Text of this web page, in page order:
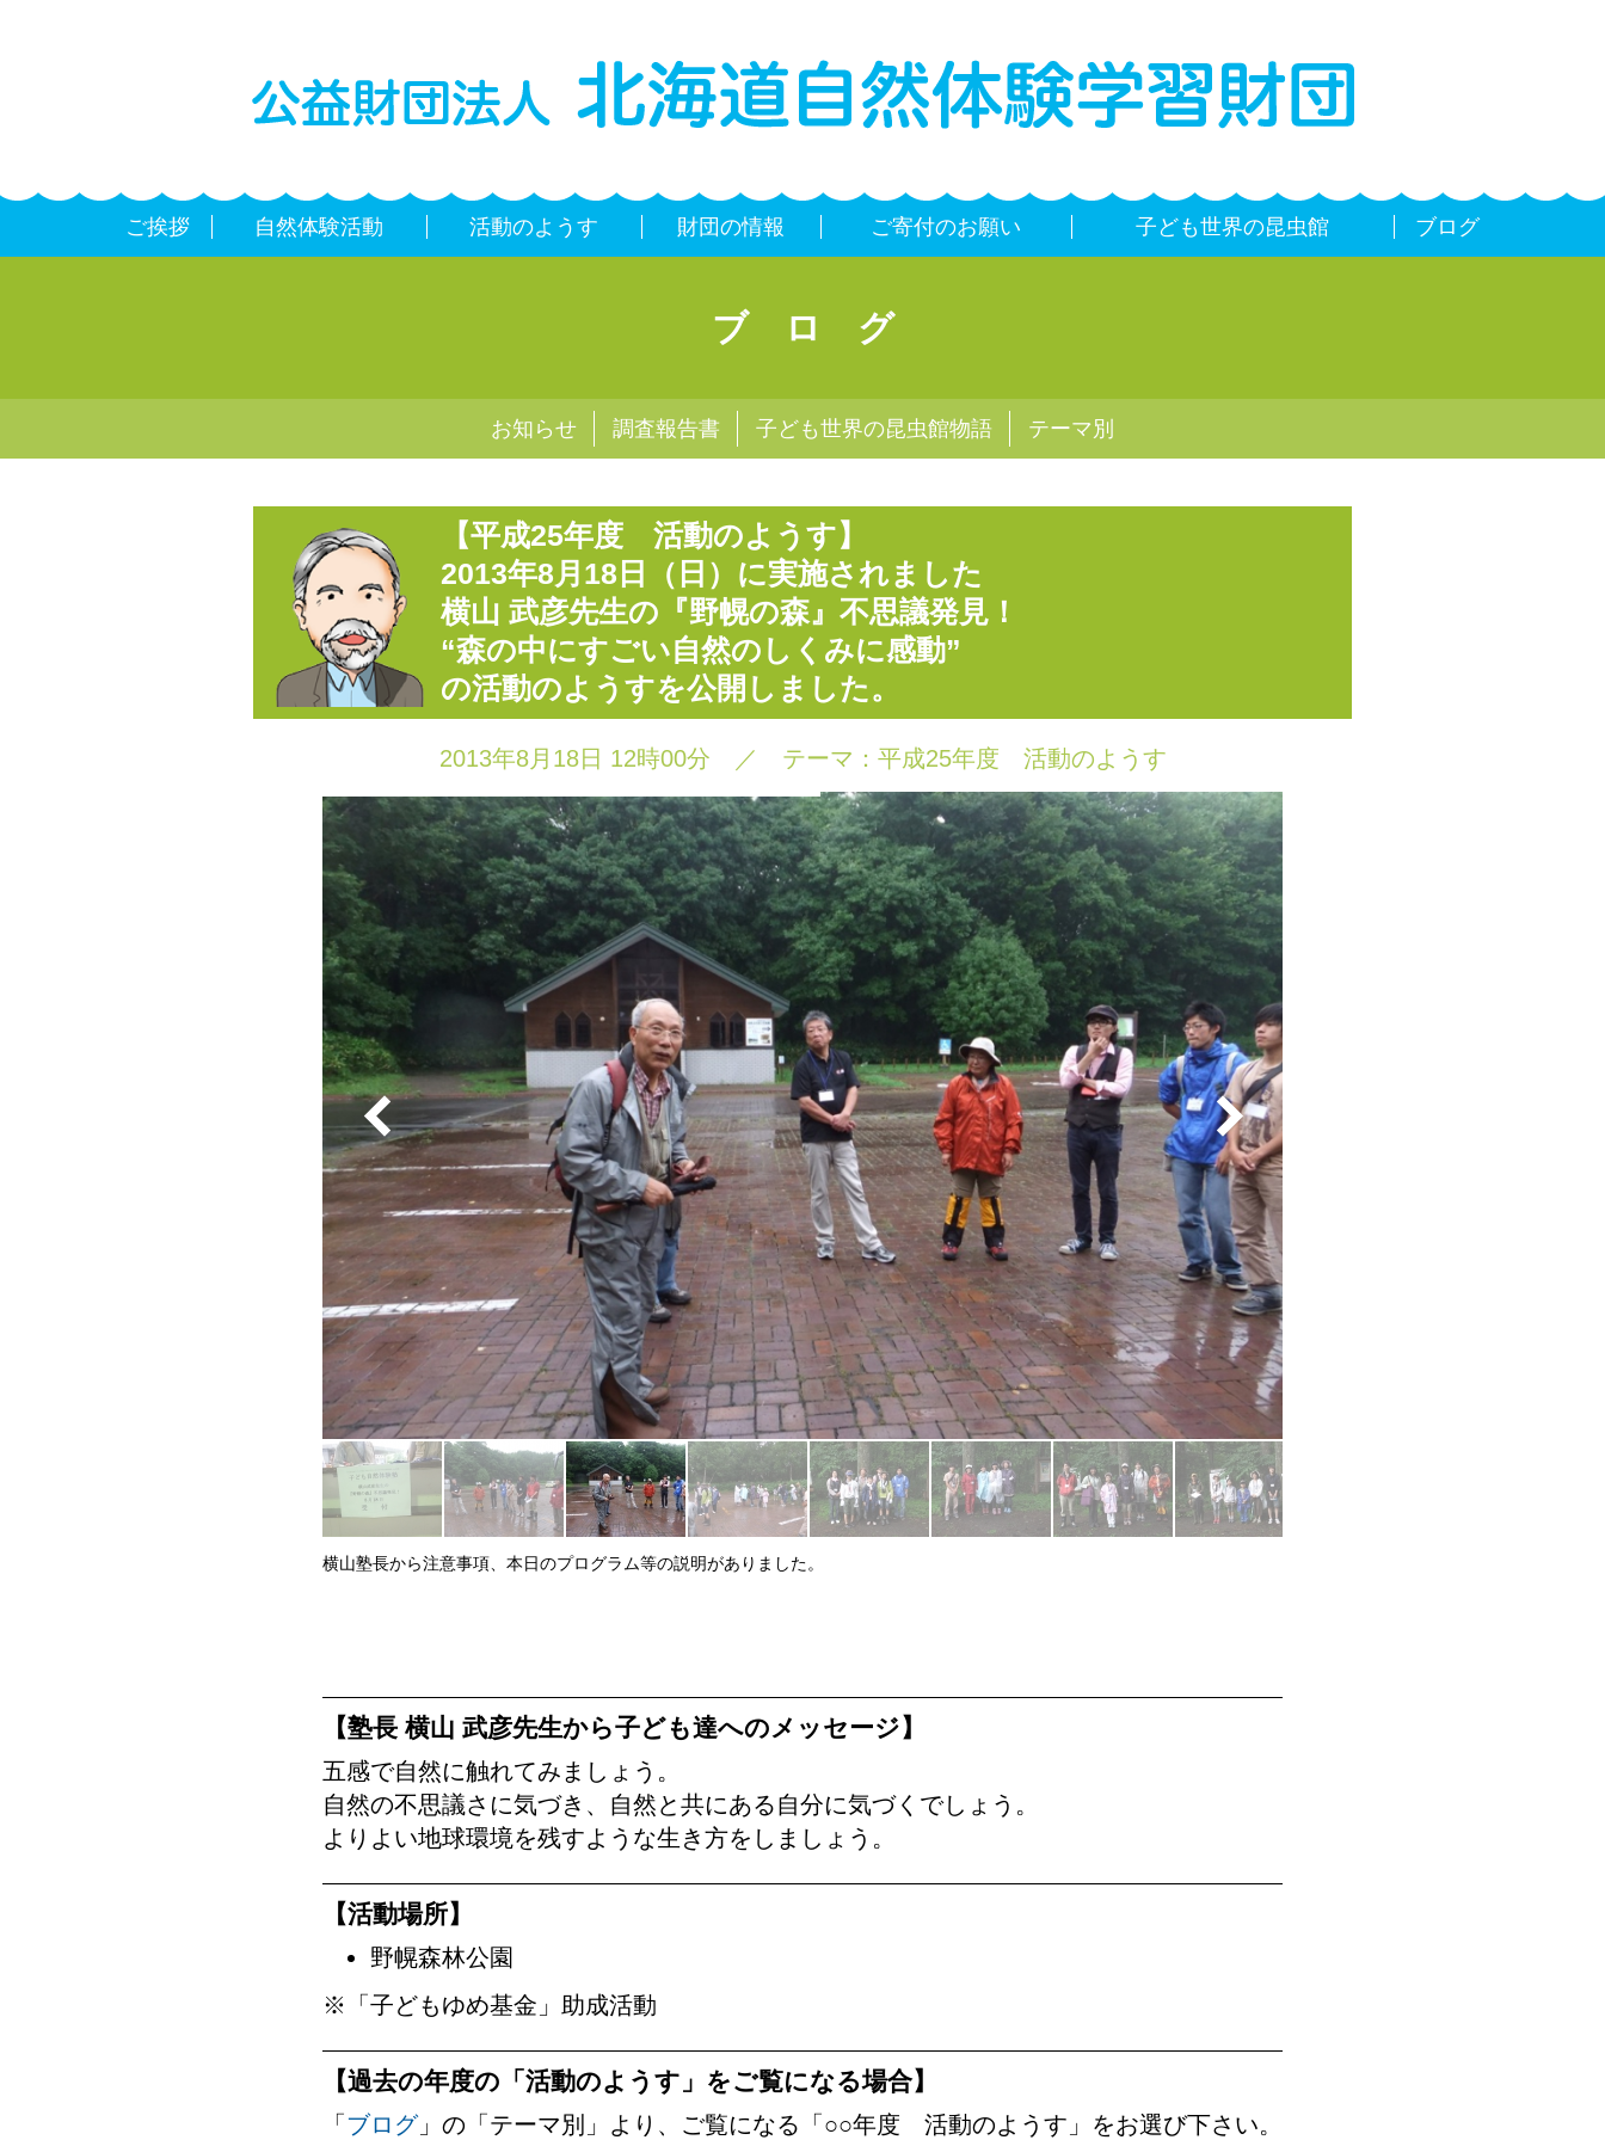
ご挨拶 自然体験活動 活動のようす 財団の情報 ご寄付のお願い 子ども世界の昆虫館 ブログ
ブログ
お知らせ 調査報告書 子ども世界の昆虫館物語 テーマ別
【平成25年度 活動のようす】
2013年8月18日（日）に実施されました
横山 武彦先生の『野幌の森』不思議発見！
“森の中にすごい自然のしくみに感動”
の活動のようすを公開しました。
2013年8月18日 12時00分 ／ テーマ： 平成25年度 活動のようす
横山塾長から注意事項、本日のプログラム等の説明がありました。
【塾長 横山 武彦先生から子ども達へのメッセージ】
五感で自然に触れてみましょう。
自然の不思議さに気づき、自然と共にある自分に気づくでしょう。
よりよい地球環境を残すような生き方をしましょう。
【活動場所】
野幌森林公園
※「子どもゆめ基金」助成活動
【過去の年度の「活動のようす」をご覧になる場合】
「 ブログ」の「テーマ別」より、ご覧になる「○○年度 活動のようす」をお選び下さい。